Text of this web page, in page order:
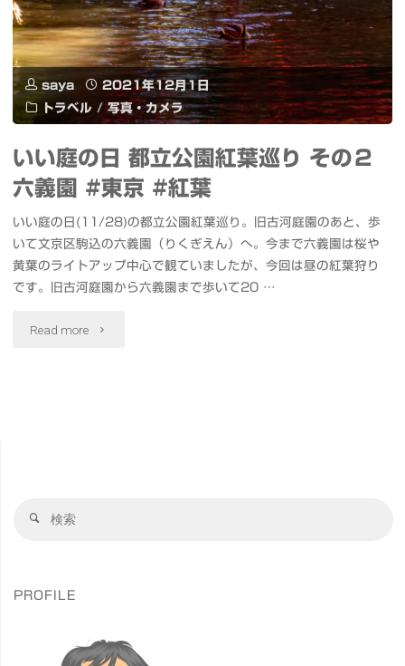
立
公
園
葉
り
そ
東
saya
2021年12月1日
トラベル / 写真・カメラ
いい庭の日 都立公園紅葉巡り その２
六義園 #東京 #紅葉
いい庭の日(11/28)の都立公園紅葉巡り。旧古河庭園のあと、歩
いて文京区駒込の六義園（りくぎえん）へ。今まで六義園は桜や
黄葉のライトアップ中心で観ていましたが、今回は昼の紅葉狩り
です。旧古河庭園から六義園まで歩いて20 …
Read more "い
紅
検
PROFILE